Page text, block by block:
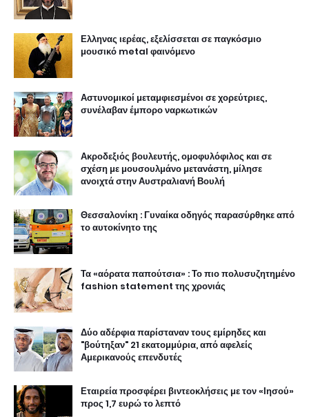
Ελληνας ιερέας, εξελίσσεται σε παγκόσμιο
μουσικό metal φαινόμενο
Αστυνομικοί μεταμφιεσμένοι σε χορεύτριες,
συνέλαβαν έμπορο ναρκωτικών
Ακροδεξιός βουλευτής, ομοφυλόφιλος και σε
σχέση με μουσουλμάνο μετανάστη, μίλησε
ανοιχτά στην Αυστραλιανή Βουλή
Θεσσαλονίκη : Γυναίκα οδηγός παρασύρθηκε από
το αυτοκίνητο της
Τα «αόρατα παπούτσια» : Το πιο πολυσυζητημένο
fashion statement της χρονιάς
Δύο αδέρφια παρίσταναν τους εμίρηδες και
"βούτηξαν" 21 εκατομμύρια, από αφελείς
Αμερικανούς επενδυτές
Εταιρεία προσφέρει βιντεοκλήσεις με τον «Ιησού»
προς 1,7 ευρώ το λεπτό